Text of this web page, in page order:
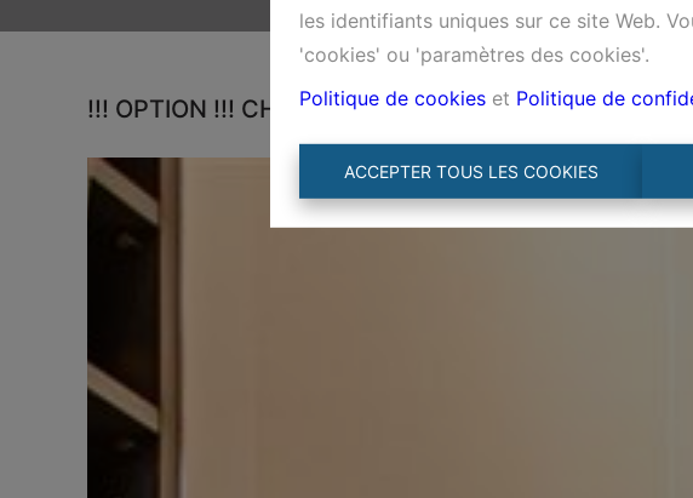
les identifiants uniques sur ce site Web.
'cookies' ou 'paramètres des cookies'.
Politique de cookies et Politique de
ACCEPTER TOUS LES COOKIES
!!! OPTION !!! CHURCHILL - joli studio de ± 43m² en